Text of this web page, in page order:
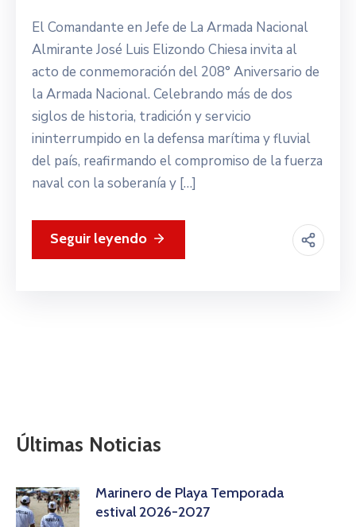
El Comandante en Jefe de La Armada Nacional
Almirante José Luis Elizondo Chiesa invita al
acto de conmemoración del 208° Aniversario de
la Armada Nacional. Celebrando más de dos
siglos de historia, tradición y servicio
ininterrumpido en la defensa marítima y fluvial
del país, reafirmando el compromiso de la fuerza
naval con la soberanía y […]
Seguir leyendo
Últimas Noticias
Marinero de Playa Temporada
estival 2026-2027